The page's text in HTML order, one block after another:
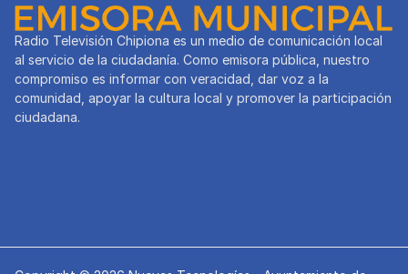
Radio Televisión Chipiona es un medio de comunicación local
al servicio de la ciudadanía. Como emisora pública, nuestro
compromiso es informar con veracidad, dar voz a la
comunidad, apoyar la cultura local y promover la participación
ciudadana.